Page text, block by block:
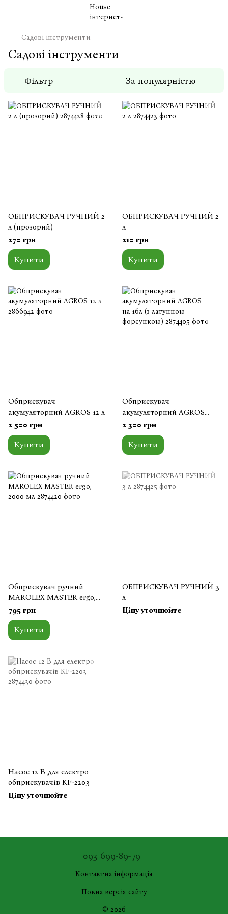
Садові інструменти
Садові інструменти
Фільтр За популярністю
ОБПРИСКУВАЧ РУЧНИЙ 2
л (прозорий)
270 грн
Купити
ОБПРИСКУВАЧ РУЧНИЙ 2
л
210 грн
Купити
Обприскувач
акумуляторний AGROS 12 л
2 500 грн
Купити
Обприскувач
акумуляторний AGROS
на 16л (з латунною
форсункою)
2 300 грн
Купити
Обприскувач ручний
MAROLEX MASTER ergo,
2000 мл
795 грн
Купити
ОБПРИСКУВАЧ РУЧНИЙ 3
л
Ціну уточнюйте
Насос 12 В для електро
обприскувачів KF-2203
Ціну уточнюйте
093 699-89-79
Контактна інформація
Повна версія сайту
© 2026